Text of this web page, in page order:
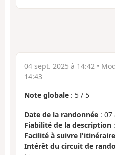
04 sept. 2025 à 14:42 •
14:43
Note globale : 5 / 5
Date de la randonnée : 07
Fiabilité de la description
Facilité à suivre l'itinéraire
Intérêt du circuit de